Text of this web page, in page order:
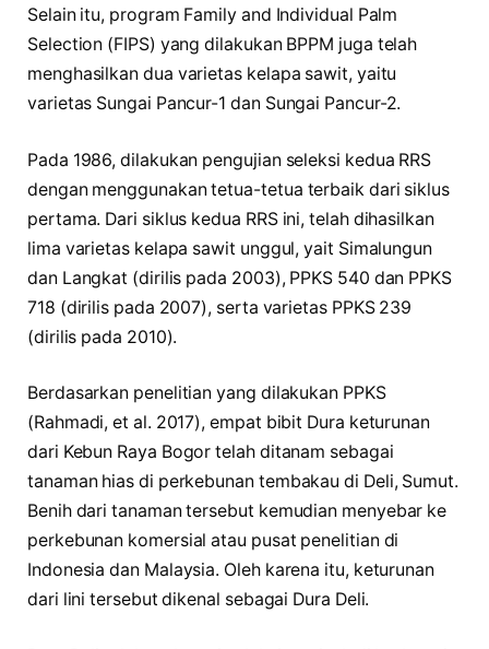
Selain itu, program Family and Individual Palm
Selection (FIPS) yang dilakukan BPPM juga telah
menghasilkan dua varietas kelapa sawit, yaitu
varietas Sungai Pancur-1 dan Sungai Pancur-2.
Pada 1986, dilakukan pengujian seleksi kedua RRS
dengan menggunakan tetua-tetua terbaik dari siklus
pertama. Dari siklus kedua RRS ini, telah dihasilkan
lima varietas kelapa sawit unggul, yait Simalungun
dan Langkat (dirilis pada 2003), PPKS 540 dan PPKS
718 (dirilis pada 2007), serta varietas PPKS 239
(dirilis pada 2010).
Berdasarkan penelitian yang dilakukan PPKS
(Rahmadi, et al. 2017), empat bibit Dura keturunan
dari Kebun Raya Bogor telah ditanam sebagai
tanaman hias di perkebunan tembakau di Deli, Sumut.
Benih dari tanaman tersebut kemudian menyebar ke
perkebunan komersial atau pusat penelitian di
Indonesia dan Malaysia. Oleh karena itu, keturunan
dari lini tersebut dikenal sebagai Dura Deli.